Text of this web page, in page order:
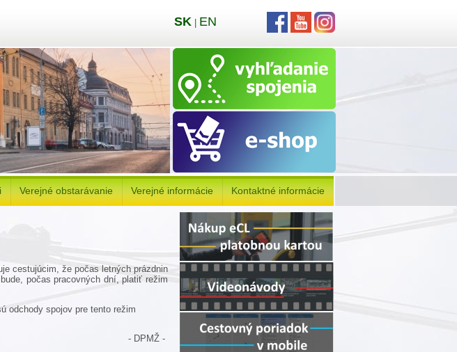
Verejné obstarávanie Verejné informácie Kontaktné informácie
cestujúcim, že počas letných prázdnin
bude, počas pracovných dní, platiť režim
odchody spojov pre tento režim
- DPMŽ -
SK EN